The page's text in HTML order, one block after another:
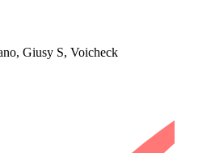
Giusy S, Voicheck